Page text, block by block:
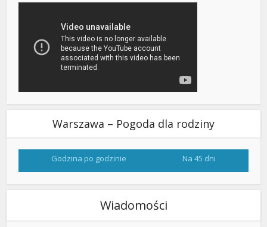
Warszawa – Pogoda dla rodziny
Godzina po godzinie Na 45 dni
Wiadomości